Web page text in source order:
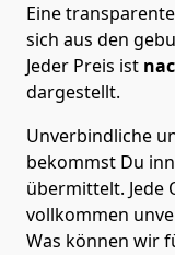
Eine
sich aus den
Jeder Preis ist
dargestellt.
Unverbindliche
bekommst Du
übermittelt. Jede
vollkommen
Was können wir